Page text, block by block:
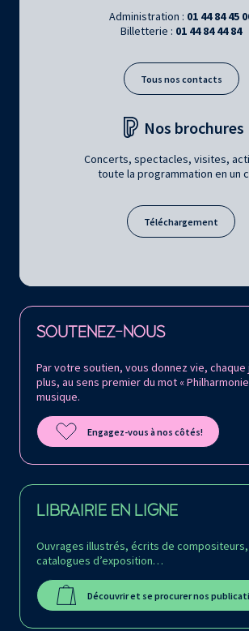
Administration : 01 44 84 45
Billetterie : 01 44 84 44 84
Tous nos contacts
Nos brochures
Concerts, spectacles, visites,
toute la programmation en un
Téléchargement
SOUTENEZ-NOUS
Par votre soutien, vous donnez vie, chaque
plus, au sens premier du mot « Philharmonie
musique.
Engagez-vous à nos côtés!
LIBRAIRIE EN LIGNE
Ouvrages illustrés, écrits de
catalogues d’exposition…
Découvrir et se procurer nos
Retrouvez la Philharmonie de Paris sur